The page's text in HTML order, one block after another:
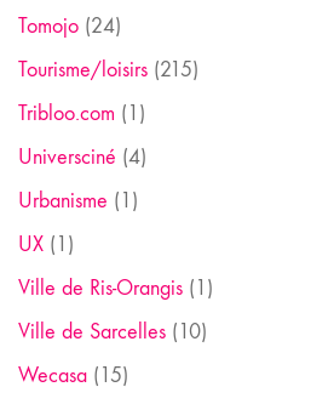
Tomojo (24)
Tourisme/loisirs (215)
Tribloo.com (1)
Universciné (4)
Urbanisme (1)
UX (1)
Ville de Ris-Orangis (1)
Ville de Sarcelles (10)
Wecasa (15)